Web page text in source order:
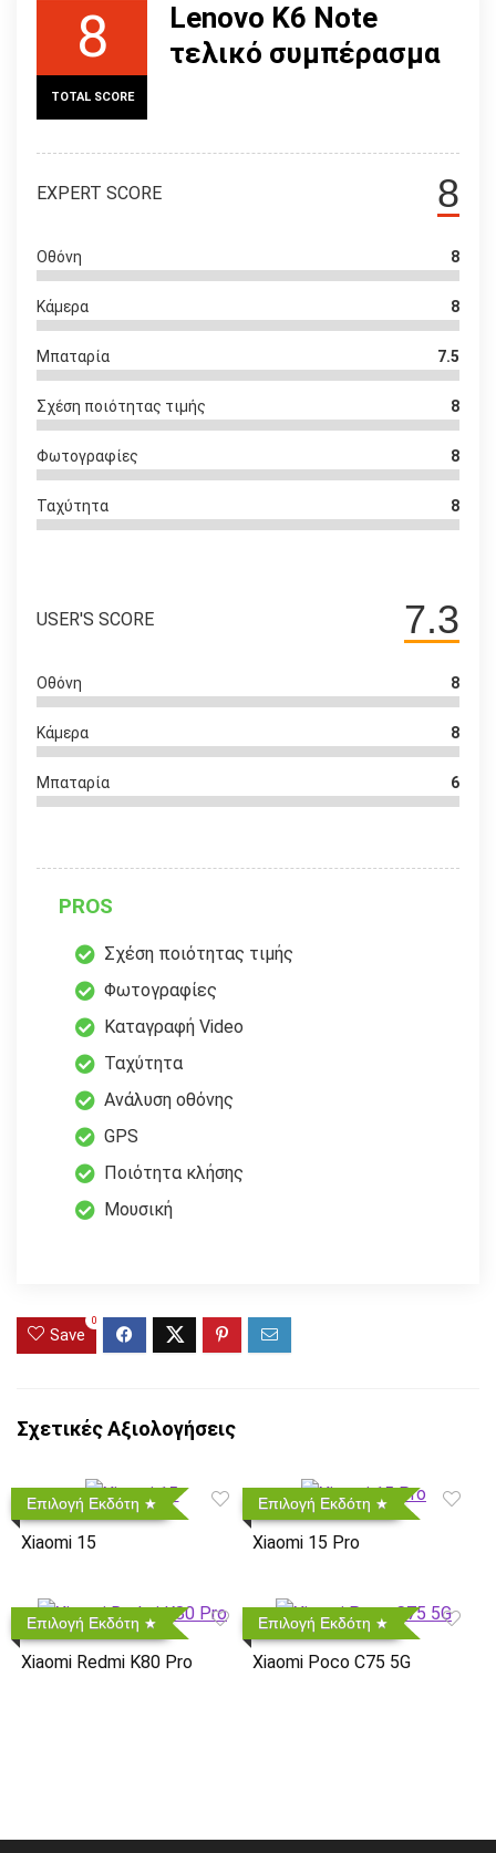
8
TOTAL SCORE
Lenovo K6 Note
τελικό συμπέρασμα
8
EXPERT SCORE
Οθόνη 8
Κάμερα 8
Μπαταρία 7.5
Σχέση ποιότητας τιμής 8
Φωτογραφίες 8
Ταχύτητα 8
7.3
USER'S SCORE
Οθόνη 8
Κάμερα 8
Μπαταρία 6
PROS
Σχέση ποιότητας τιμής
Φωτογραφίες
Καταγραφή Video
Ταχύτητα
Ανάλυση οθόνης
GPS
Ποιότητα κλήσης
Μουσική
Save
0
Σχετικές Αξιολογήσεις
Επιλογή Εκδότη
Xiaomi 15
Επιλογή Εκδότη
Xiaomi 15 Pro
Επιλογή Εκδότη
Xiaomi Redmi K80 Pro
Επιλογή Εκδότη
Xiaomi Poco C75 5G